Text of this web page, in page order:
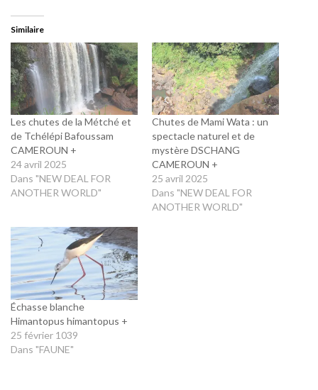
Similaire
Les chutes de la Métché et
de Tchélépi Bafoussam
CAMEROUN +
24 avril 2025
Dans "NEW DEAL FOR
ANOTHER WORLD"
Chutes de Mami Wata : un
spectacle naturel et de
mystère DSCHANG
CAMEROUN +
25 avril 2025
Dans "NEW DEAL FOR
ANOTHER WORLD"
Échasse blanche
Himantopus himantopus +
25 février 1039
Dans "FAUNE"